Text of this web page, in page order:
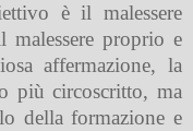
è il malessere
malessere proprio e
affermazione, la
più circoscritto, ma
della formazione e